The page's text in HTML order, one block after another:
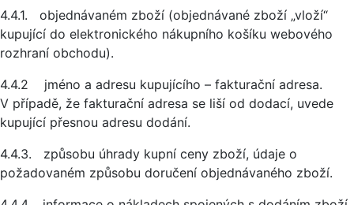
4.4.1. objednávaném zboží (objednávané zboží „vloží“
kupující do elektronického nákupního košíku webového
rozhraní obchodu).
4.4.2 jméno a adresu kupujícího – fakturační adresa.
V případě, že fakturační adresa se liší od dodací, uvede
kupující přesnou adresu dodání.
4.4.3. způsobu úhrady kupní ceny zboží, údaje o
požadovaném způsobu doručení objednávaného zboží.